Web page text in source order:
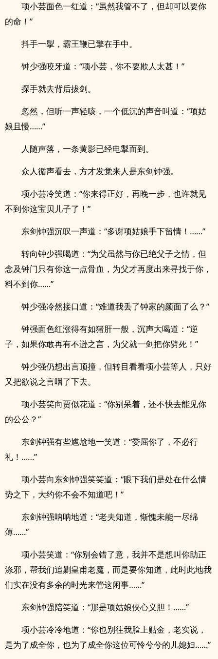
项小芸面色一红道：“虽然我管不了，但却可以要你
的命！”
抖手一掣，霸王鞭已擎在手中。
钟少强咬牙道：“项小芸，你不要欺人太甚！”
探手就去背后拔剑。
忽然，但听一声轻咳，一个低沉的声音叫道：“项姑
娘且慢……”
人随声落，一条黄影已经电掣而到。
众人循声看去，方才发觉来人是东剑钟强。
项小芸冷笑道：“你来得正好，再晚一步，也许就见
不到你这宝贝儿子了！”
东剑钟强沉叹一声道：“多谢项姑娘手下留情！……”
转向钟少强喝道：“为父虽然与你已绝父子之情，但
念及钟门只有你这一点骨血，为父才再度出来寻找于你，
料不到你……”
钟少强冷然接口道：“难道我丢了钟家的颜面了么？”
钟强面色红涨得有如猪肝一般，沉声大喝道：“逆
子，如果你敢再有不逊之言，为父就一剑把你劈死！”
钟少强仍想出言顶撞，但转目看看项小芸等人，只好
又把欲说之言咽了下去。
项小芸笑向贾似花道：“你别呆着，还不快去能见你
的公公？”
东剑钟强有些尴尬地一笑道：“委屈你了，不必行
礼！……”
项小芸向东剑钟强笑笑道：“眼下我们是处在什么情
势之下，大约你不会不知道吧！”
东剑钟强呐呐地道：“老夫知道，惭愧未能一尽绵
薄……”
项小芸笑道：“你别会错了意，我并不是想叫你助正
涤邪，帮我们追剿皇甫老魔，而是要你知道，此时此地我
们实在没有多余的时光来管这闲事……”
东剑钟强陪笑道：“那是项姑娘侠心义胆！……”
项小芸冷冷地道：“你也别往我脸上贴金，老实说，
是为了成全你，也为了成全你这位可怜兮兮的儿媳妇……”